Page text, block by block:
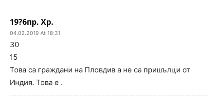
19?6пр. Хр.
04.02.2019 At 18:31
30
15
Това са граждани на Пловдив а не са пришълци от
Индия. Това е .